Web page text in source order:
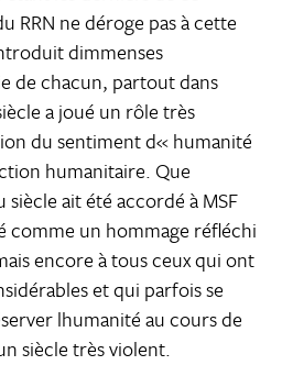
RRN ne déroge pas à cette
dimmenses
de chacun, partout dans
a joué un rôle très
du sentiment d« humanité
humanitaire. Que
ait été accordé à MSF
un hommage réfléchi
encore à tous ceux qui ont
et qui parfois se
lhumanité au cours de
siècle très violent.